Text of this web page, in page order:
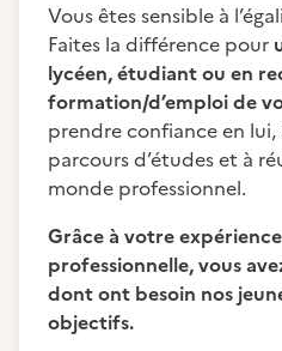
Vous êtes sensible à
Faites la différence pour
lycéen, étudiant ou en
formation/d’emploi de
prendre confiance en lui,
parcours d’études et à
monde professionnel.
Grâce à votre
professionnelle, vous
dont ont besoin nos
objectifs.